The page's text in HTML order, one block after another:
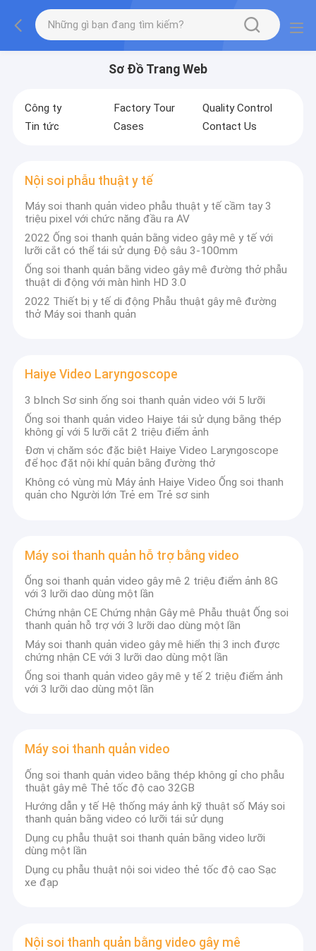
Sơ Đồ Trang Web
Công ty Factory Tour
Quality Control
Tin tức
Cases Contact Us
Nội soi phẫu thuật y tế
Máy soi thanh quản video phẫu thuật y tế cầm tay 3
triệu pixel với chức năng đầu ra AV
2022 Ống soi thanh quản bằng video gây mê y tế với
lưỡi cắt có thể tái sử dụng Độ sâu 3-100mm
Ống soi thanh quản bằng video gây mê đường thở phẫu
thuật di động với màn hình HD 3.0
2022 Thiết bị y tế di động Phẫu thuật gây mê đường
thở Máy soi thanh quản
Haiye Video Laryngoscope
3 bInch Sơ sinh ống soi thanh quản video với 5 lưỡi
Ống soi thanh quản video Haiye tái sử dụng bằng thép
không gỉ với 5 lưỡi cắt 2 triệu điểm ảnh
Đơn vị chăm sóc đặc biệt Haiye Video Laryngoscope
để học đặt nội khí quản bằng đường thở
Không có vùng mù Máy ảnh Haiye Video Ống soi thanh
quản cho Người lớn Trẻ em Trẻ sơ sinh
Máy soi thanh quản hỗ trợ bằng video
Ống soi thanh quản video gây mê 2 triệu điểm ảnh 8G
với 3 lưỡi dao dùng một lần
Chứng nhận CE Chứng nhận Gây mê Phẫu thuật Ống soi
thanh quản hỗ trợ với 3 lưỡi dao dùng một lần
Máy soi thanh quản video gây mê hiển thị 3 inch được
chứng nhận CE với 3 lưỡi dao dùng một lần
Ống soi thanh quản video gây mê y tế 2 triệu điểm ảnh
với 3 lưỡi dao dùng một lần
Máy soi thanh quản video
Ống soi thanh quản video bằng thép không gỉ cho phẫu
thuật gây mê Thẻ tốc độ cao 32GB
Hướng dẫn y tế Hệ thống máy ảnh kỹ thuật số Máy soi
thanh quản bằng video có lưỡi tái sử dụng
Dụng cụ phẫu thuật soi thanh quản bằng video lưỡi
dùng một lần
Dụng cụ phẫu thuật nội soi video thẻ tốc độ cao Sạc
xe đạp
Nội soi thanh quản bằng video gây mê